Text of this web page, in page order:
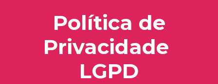
Política de
Privacidade
LGPD